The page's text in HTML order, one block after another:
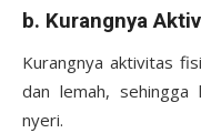
b. Kurangnya
Kurangnya aktivitas
dan lemah,
nyeri.